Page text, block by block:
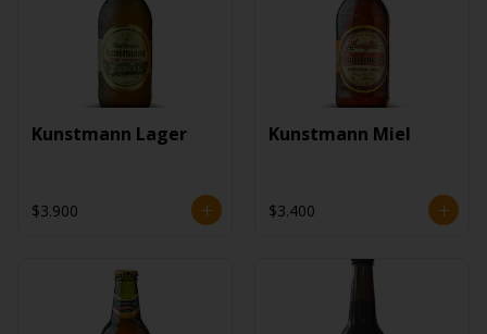
Kunstmann Lager
$3.900
Kunstmann Miel
$3.400